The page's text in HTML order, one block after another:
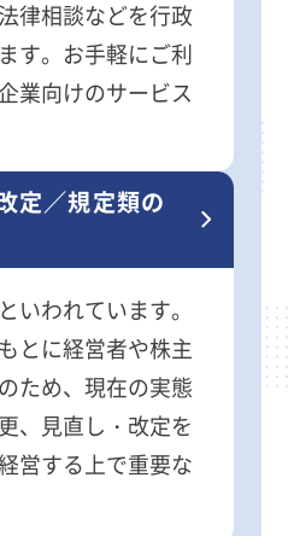
律相談などを行政
す。お手軽にご利
業向けのサービス
定／規定類の
いわれています。
とに経営者や株主
ため、現在の実態
、見直し・改定を
営する上で重要な